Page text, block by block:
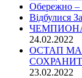
Обережно –
Відбулися
24.02.2022
ОСТАП
23.02.2022